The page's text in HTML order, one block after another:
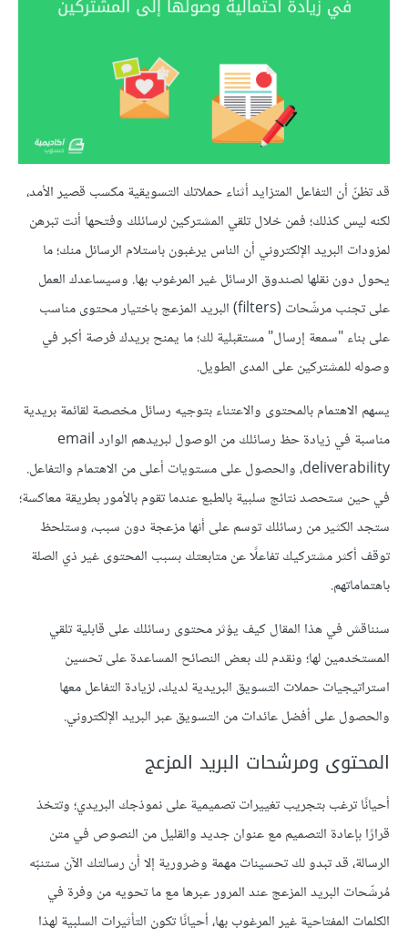
قد تظنّ أن التفاعل المتزايد أثناء حملاتك التسويقية مكسب قصير الأمد،
لكنه ليس كذلك؛ فمن خلال تلقي المشتركين لرسائلك وفتحها أنت تبرهن
لمزودات البريد الإلكتروني أن الناس يرغبون باستلام الرسائل منك؛ ما
يحول دون نقلها لصندوق الرسائل غير المرغوب بها. وسيساعدك العمل
على تجنب مرشّحات (filters) البريد المزعج باختيار محتوى مناسب
على بناء "سمعة إرسال" مستقبلية لك؛ ما يمنح بريدك فرصة أكبر في
وصوله للمشتركين على المدى الطويل.
يسهم الاهتمام بالمحتوى والاعتناء بتوجيه رسائل مخصصة لقائمة بريدية
مناسبة في زيادة حظ رسائلك من الوصول لبريدهم الوارد email
deliverability، والحصول على مستويات أعلى من الاهتمام والتفاعل.
في حين ستحصد نتائج سلبية بالطبع عندما تقوم بالأمور بطريقة معاكسة؛
ستجد الكثير من رسائلك توسم على أنها مزعجة دون سبب، وستلحظ
توقف أكثر مشتركيك تفاعلًا عن متابعتك بسبب المحتوى غير ذي الصلة
باهتماماتهم.
سنناقش في هذا المقال كيف يؤثر محتوى رسائلك على قابلية تلقي
المستخدمين لها؛ ونقدم لك بعض النصائح المساعدة على تحسين
استراتيجيات حملات التسويق البريدية لديك، لزيادة التفاعل معها
والحصول على أفضل عائدات من التسويق عبر البريد الإلكتروني.
المحتوى ومرشحات البريد المزعج
أحيانًا ترغب بتجريب تغييرات تصميمية على نموذجك البريدي؛ وتتخذ
قرارًا بإعادة التصميم مع عنوان جديد والقليل من النصوص في متن
الرسالة، قد تبدو لك تحسينات مهمة وضرورية إلا أن رسالتك الآن ستنبّه
مُرشّحات البريد المزعج عند المرور عبرها مع ما تحويه من وفرة في
الكلمات المفتاحية غير المرغوب بها، أحيانًا تكون التأثيرات السلبية لهذا